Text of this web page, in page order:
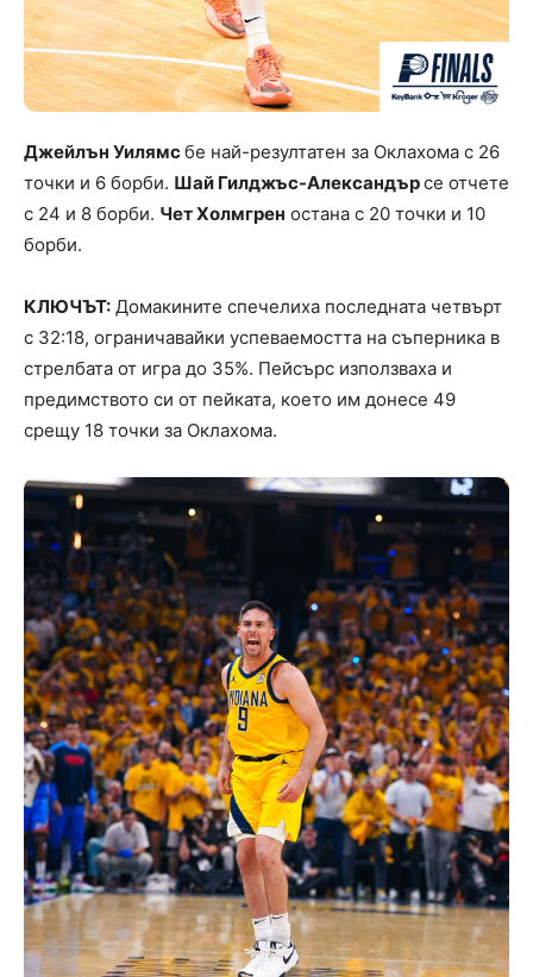
Джейлън Уилямсбе най-резултатен за Оклахома с 26
точки и 6 борби. Шай Гилджъс-Александърсе отчете
с 24 и 8 борби. Чет Холмгрен остана с 20 точки и 10
борби.
КЛЮЧЪТ: Домакините спечелиха последната четвърт
с 32:18, ограничавайки успеваемостта на съперника в
стрелбата от игра до 35%. Пейсърс използваха и
предимството си от пейката, което им донесе 49
срещу 18 точки за Оклахома.